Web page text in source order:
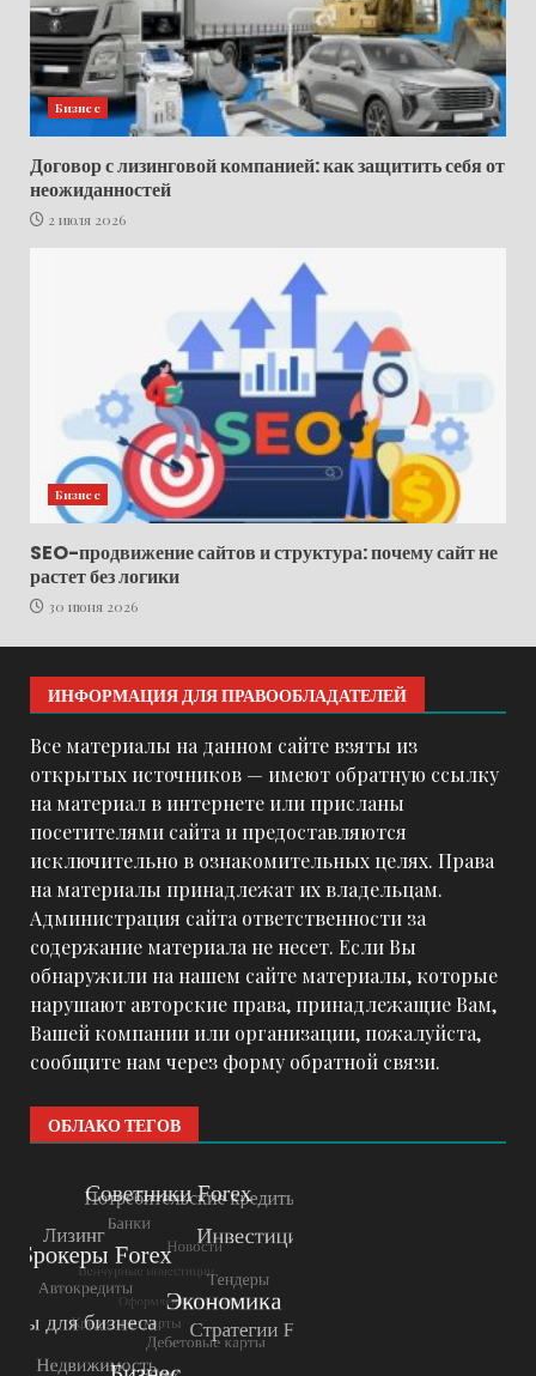
Бизнес
Договор с лизинговой компанией: как защитить себя от
неожиданностей
2 июля 2026
Бизнес
SEO-продвижение сайтов и структура: почему сайт не
растет без логики
30 июня 2026
ИНФОРМАЦИЯ ДЛЯ ПРАВООБЛАДАТЕЛЕЙ
Все материалы на данном сайте взяты из
открытых источников — имеют обратную ссылку
на материал в интернете или присланы
посетителями сайта и предоставляются
исключительно в ознакомительных целях. Права
на материалы принадлежат их владельцам.
Администрация сайта ответственности за
содержание материала не несет. Если Вы
обнаружили на нашем сайте материалы, которые
нарушают авторские права, принадлежащие Вам,
Вашей компании или организации, пожалуйста,
сообщите нам через форму обратной связи.
ОБЛАКО ТЕГОВ